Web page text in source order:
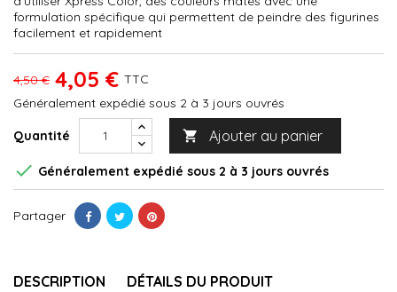
formulation spécifique qui permettent de peindre des figurines
facilement et rapidement
4,50 € 4,05 € TTC
Généralement expédié sous 2 à 3 jours ouvrés
Quantité  Ajouter au panier
 Généralement expédié sous 2 à 3 jours ouvrés
Partager
DESCRIPTION DÉTAILS DU PRODUIT